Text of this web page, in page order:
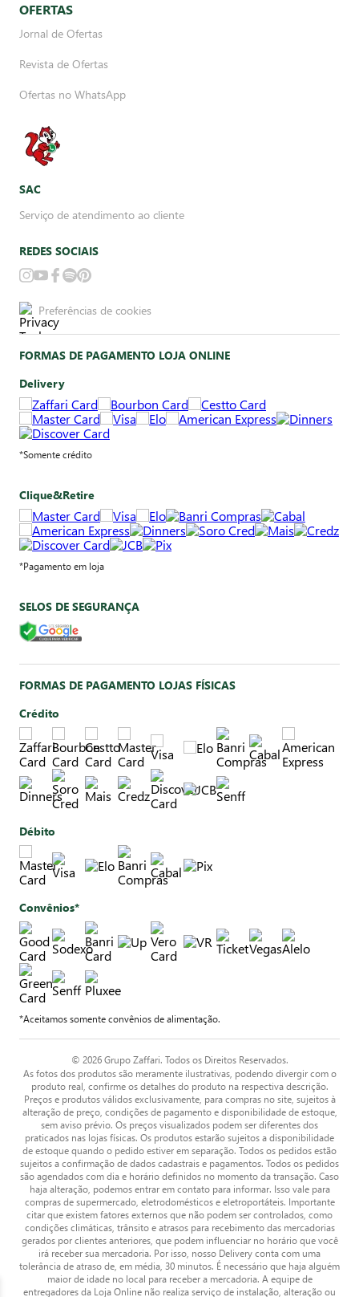
OFERTAS
Jornal de Ofertas
Revista de Ofertas
Ofertas no WhatsApp
SAC
Serviço de atendimento ao cliente
REDES SOCIAIS
Preferências de cookies
FORMAS DE PAGAMENTO LOJA ONLINE
Delivery
*Somente crédito
Clique&Retire
*Pagamento em loja
SELOS DE SEGURANÇA
FORMAS DE PAGAMENTO LOJAS FÍSICAS
Crédito
Débito
Convênios*
*Aceitamos somente convênios de alimentação.
© 2026 Grupo Zaffari. Todos os Direitos Reservados.
As fotos dos produtos são meramente ilustrativas, podendo divergir com o
produto real, confirme os detalhes do produto na respectiva descrição.
Preços e produtos válidos exclusivamente, para compras no site, sujeitos à
alteração de preço, condições de pagamento e disponibilidade de estoque,
sem aviso prévio. Os preços visualizados podem ser diferentes dos
praticados nas lojas físicas. Os produtos estarão sujeitos a disponibilidade
de estoque quando o pedido estiver em separação. Todos os pedidos estão
sujeitos a confirmação de dados cadastrais e pagamentos. Todos os pedidos
são agendados com dia e horário definidos no momento da transação. Caso
haja alteração, podemos entrar em contato para informar. Isso vale para
compras de supermercado, eletrodomésticos e eletroportáteis. Importante
citar que existem fatores externos que não podem ser controlados, como
condições climáticas, trânsito e atrasos para recebimento das mercadorias
gerados por clientes anteriores, que podem influenciar no horário que você
irá receber sua mercadoria. Por isso, nosso Delivery conta com uma
tolerância de atraso de, em média, 30 minutos. É necessário que haja alguém
maior de idade no local para receber a mercadoria. A equipe de
entregadores da Loja Online não realiza serviço de instalação, alteração ou